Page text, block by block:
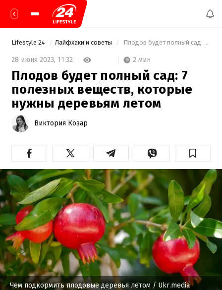
Lifestyle 24 Лайфхаки и советы Плодов будет полный сад: 7 полезных веществ, которые нужны деревьям летом
28 июня 2023, 11:32 2 мин
Плодов будет полный сад: 7
полезных веществ, которые
нужны деревьям летом
Виктория Козар
Чем подкормить плодовые деревья летом / Ukr.media